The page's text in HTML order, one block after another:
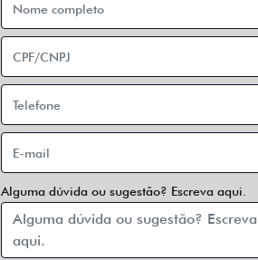
Alguma dúvida ou sugestão? Escreva aqui.